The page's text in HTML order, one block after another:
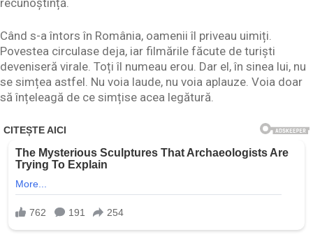
Când s-a întors în România, oamenii îl priveau uimiți.
Povestea circulase deja, iar filmările făcute de turiști
deveniseră virale. Toți îl numeau erou. Dar el, în sinea lui, nu
se simțea astfel. Nu voia laude, nu voia aplauze. Voia doar
să înțeleagă de ce simțise acea legătură.